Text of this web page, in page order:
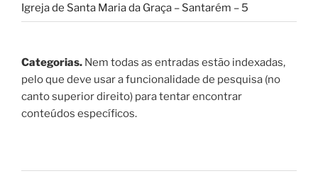
Igreja de Santa Maria da Graça – Santarém – 5
Categorias. Nem todas as entradas estão indexadas,
pelo que deve usar a funcionalidade de pesquisa (no
canto superior direito) para tentar encontrar
conteúdos específicos.